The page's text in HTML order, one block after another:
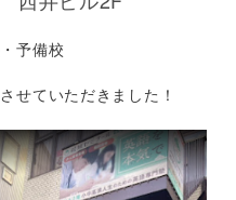
予備校
せていただきました！